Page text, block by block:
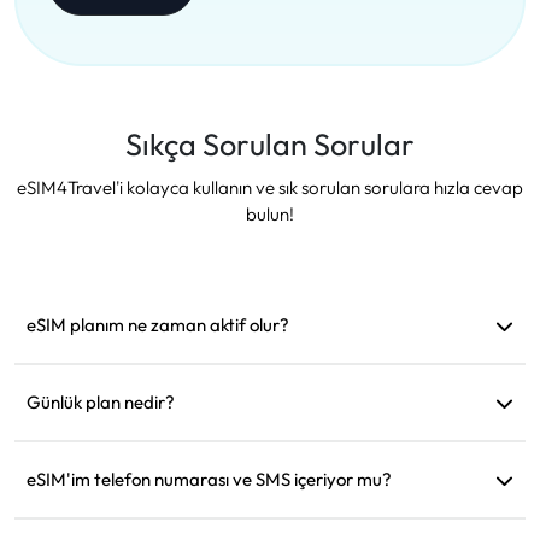
Sıkça Sorulan Sorular
eSIM4Travel'i kolayca kullanın ve sık sorulan sorulara hızla cevap
bulun!
eSIM planım ne zaman aktif olur?
Hareket etmeden önce yüklemenizi öneririz.
Günlük plan nedir?
kadar geçerli olur. Günlük veri miktarını tükettiğinizde hız
eSIM'im telefon numarası ve SMS içeriyor mu?